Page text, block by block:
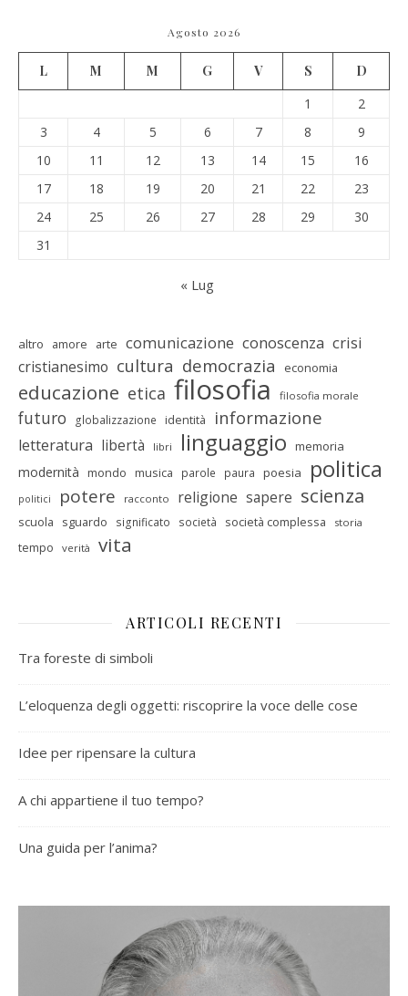
Agosto 2026
L M M G V S
D
1
2
3
4 5 6 7 8
9
10
11 12 13 14 15
16
17
18 19 20 21 22
23
24
25 26 27 28 29
30
31
« Lug
altro amore arte comunicazione conoscenza crisi
cristianesimo cultura democrazia economia
educazione etica filosofia filosofia morale
futuro globalizzazione identità informazione
letteratura libertà libri linguaggio memoria
modernità mondo musica parole paura poesia politica
politici potere racconto religione sapere scienza
scuola sguardo significato società società complessa storia
tempo verità vita
ARTICOLI RECENTI
Tra foreste di simboli
L’eloquenza degli oggetti: riscoprire la voce delle cose
Idee per ripensare la cultura
A chi appartiene il tuo tempo?
Una guida per l’anima?